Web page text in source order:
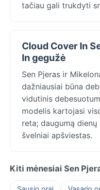
tačiau gali trukdyti
Cloud Cover In
In gegužė
Sen Pjeras ir
dažniausiai būna
vidutinis
modelis kartojasi
reta; daugumą
švelniai apšviestas.
Kiti mėnesiai Sen